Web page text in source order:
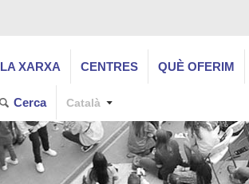
LA XARXA CENTRES QUÈ OFERIM
Cerca Català